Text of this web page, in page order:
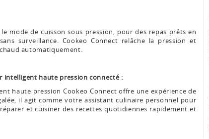
mode de cuisson sous pression, pour des repas prêts en
surveillance. Cookeo Connect relâche la pression et
automatiquement.
intelligent haute pression connecté :
haute pression Cookeo Connect offre une expérience de
il agit comme votre assistant culinaire personnel pour
et cuisiner des recettes quotidiennes rapidement et